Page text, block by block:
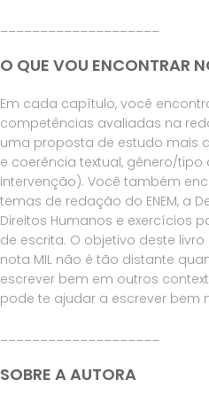
____________________
O QUE VOU ENCONTRAR
Em cada capítulo, você
competências avaliadas na
uma proposta de estudo mais
e coerência textual, gênero/
intervenção). Você também
temas de redação do ENEM, a
Direitos Humanos e exercícios
de escrita. O objetivo deste
nota MIL não é tão distante
escrever bem em outros
pode te ajudar a escrever bem
____________________
SOBRE A AUTORA